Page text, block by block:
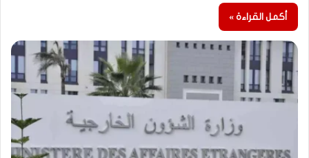
أكمل القراءة »